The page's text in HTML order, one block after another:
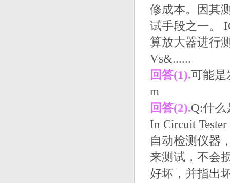
修成本。因其
试手段之一。
算放大器进行
Vs&......
回答(1).可能是
m
回答(2).Q:什
In Circuit
自动检测仪器
来测试，不会
好坏，并指出